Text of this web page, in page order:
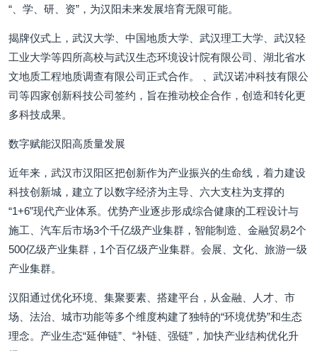
“、学、研、资”，为汉阳未来发展培育无限可能。
揭牌仪式上，武汉大学、中国地质大学、武汉理工大学、武汉轻
工业大学等四所高校与武汉生态环境设计院有限公司、湖北省水
文地质工程地质调查有限公司正式合作。 、武汉诺冲科技有限公
司等四家创新科技公司签约，旨在推动校企合作，创造和转化更
多科技成果。
数字赋能汉阳高质量发展
近年来，武汉市汉阳区把创新作为产业振兴的生命线，着力建设
科技创新城，建立了以数字经济为主导、六大支柱为支撑的
“1+6”现代产业体系。优势产业逐步形成综合健康的工程设计与
施工、汽车后市场3个千亿级产业集群，智能制造、金融贸易2个
500亿级产业集群，1个百亿级产业集群。会展、文化、旅游一级
产业集群。
汉阳通过优化环境、集聚要素、搭建平台，从金融、人才、市
场、法治、城市功能等多个维度构建了独特的“环境优势”和生态
理念。产业生态“延伸链”、“补链、强链”，加快产业结构优化升